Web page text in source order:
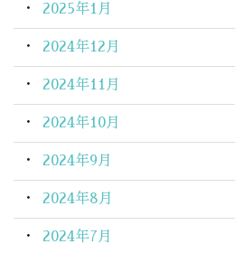
2025年1月
2024年12月
2024年11月
2024年10月
2024年9月
2024年8月
2024年7月